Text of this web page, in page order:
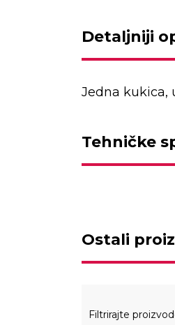
Detaljniji
Jedna kukica,
Tehničke
Ostali
Filtrirajte